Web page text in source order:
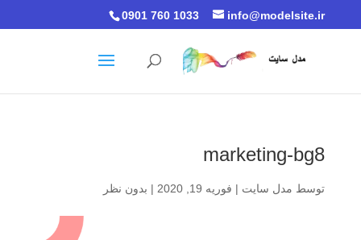
0901 760 1033 info@modelsite.ir
marketing-bg8
توسط مدل سایت | فوریه 19, 2020 | بدون نظر